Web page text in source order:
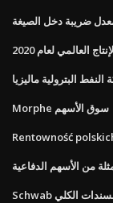
ضريبة دخل الصيغة
العالمي لعام 2020
البترولية ماليزيا
Morphe سوق الأسهم
Rentowność
من الأسهم الدفاعية